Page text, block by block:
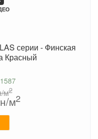
серии - Финская
Красный
м2
м2